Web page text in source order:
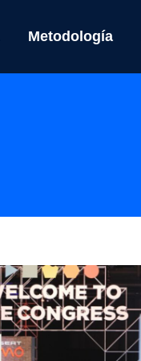
Metodología
Smart
City
Expo
World
Congress